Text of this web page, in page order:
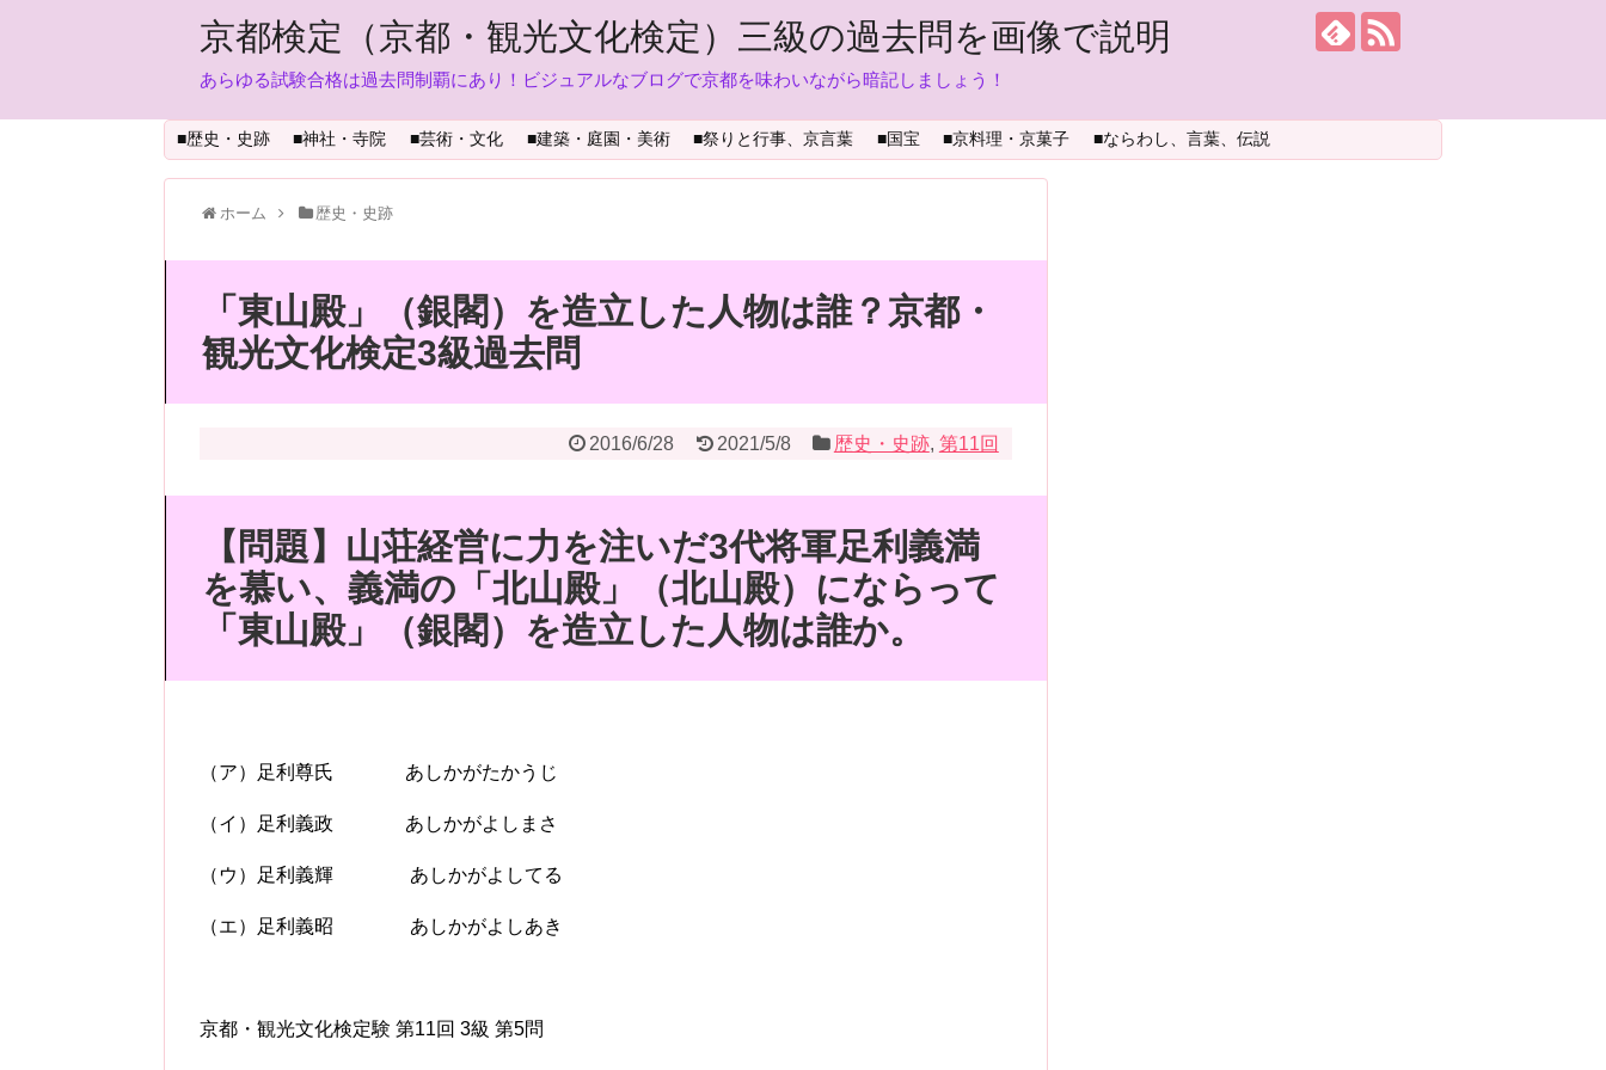
京都検定（京都・観光文化検定）三級の過去問を画像で説明
あらゆる試験合格は過去問制覇にあり！ビジュアルなブログで京都を味わいながら暗記しましょう！
■歴史・史跡 ■神社・寺院 ■芸術・文化 ■建築・庭園・美術 ■祭りと行事、京言葉 ■国宝 ■京料理・京菓子 ■ならわし、言葉、伝説
ホーム 歴史・史跡
「東山殿」（銀閣）を造立した人物は誰？京都・
観光文化検定3級過去問
2016/6/28 2021/5/8 歴史・史跡, 第11回
【問題】山荘経営に力を注いだ3代将軍足利義満
を慕い、義満の「北山殿」（北山殿）にならって
「東山殿」（銀閣）を造立した人物は誰か。
（ア）足利尊氏 あしかがたかうじ
（イ）足利義政 あしかがよしまさ
（ウ）足利義輝 あしかがよしてる
（エ）足利義昭 あしかがよしあき
京都・観光文化検定験 第11回 3級 第5問